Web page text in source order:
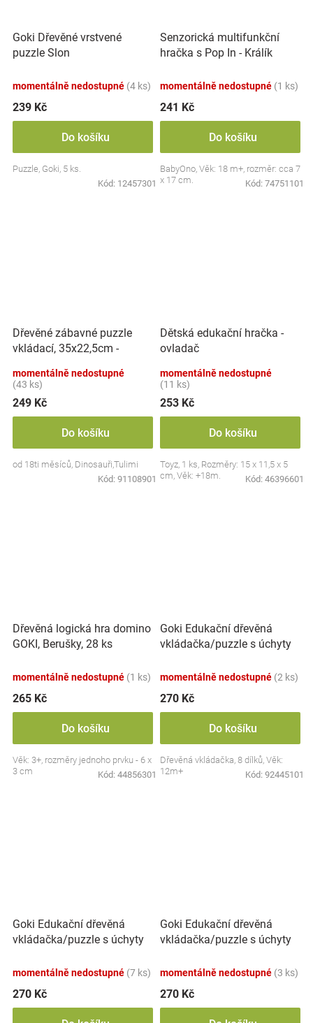
Goki Dřevěné vrstvené
puzzle Slon
momentálně nedostupné (4 ks)
239 Kč
Do košíku
Puzzle, Goki, 5 ks.
Kód: 12457301
Senzorická multifunkční
hračka s Pop In - Králík
momentálně nedostupné (1 ks)
241 Kč
Do košíku
BabyOno, Věk: 18 m+, rozměr: cca 7
x 17 cm.
Kód: 74751101
Dřevěné zábavné puzzle
vkládací, 35x22,5cm -
momentálně nedostupné
(43 ks)
249 Kč
Do košíku
od 18ti měsíců, Dinosauři,Tulimi
Kód: 91108901
Dětská edukační hračka -
ovladač
momentálně nedostupné
(11 ks)
253 Kč
Do košíku
Toyz, 1 ks, Rozměry: 15 x 11,5 x 5
cm, Věk: +18m.
Kód: 46396601
Dřevěná logická hra domino
GOKI, Berušky, 28 ks
momentálně nedostupné (1 ks)
265 Kč
Do košíku
Věk: 3+, rozměry jednoho prvku - 6 x
3 cm
Kód: 44856301
Goki Edukační dřevěná
vkládačka/puzzle s úchyty
momentálně nedostupné (2 ks)
270 Kč
Do košíku
Dřevěná vkládačka, 8 dílků, Věk:
12m+
Kód: 92445101
Goki Edukační dřevěná
vkládačka/puzzle s úchyty
momentálně nedostupné (7 ks)
270 Kč
Goki Edukační dřevěná
vkládačka/puzzle s úchyty
momentálně nedostupné (3 ks)
270 Kč